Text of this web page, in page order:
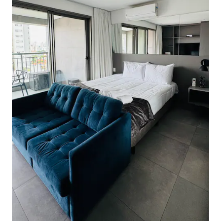
ಸ್ಟುಡಿಯೋವನ್ನು ನಿರ್ವಹಿಸುವ ಜವಾಬ್ದಾರಿಯುತ
ಹೋಸ್ಟ್‌ಗಳು ಅತ್ಯುತ್ತಮ ಸೇವೆಗೆ ಆದ್ಯತೆ ನೀಡುತ್ತಾರೆ,
ಯೋಗಕ್ಷೇಮವನ್ನು ಖಚಿತಪಡಿಸಿಕೊಳ್ಳಲು ಶ್ರಮಿಸುತ್ತಾರೆ
ಮತ್ತು ತಮ್ಮ ಗೆಸ್ಟ್‌ಗಳಿಗೆ ಆಶ್ಚರ್ಯಕರ ಅನುಭವಗಳನ್ನು
ಒದಗಿಸುತ್ತಾರೆ. ನಿಮ್ಮ ವಾಸ್ತವ್ಯವನ್ನು ಈಗಲೇ ಬುಕ್
ಮಾಡಿ ಮತ್ತು ಸಾವೊ ಪಾಲೊದಲ್ಲಿ ಮರೆಯಲಾಗದ
ಕ್ಷಣಗಳನ್ನು ಕಳೆಯಲು ಸಿದ್ಧರಾಗಿ!